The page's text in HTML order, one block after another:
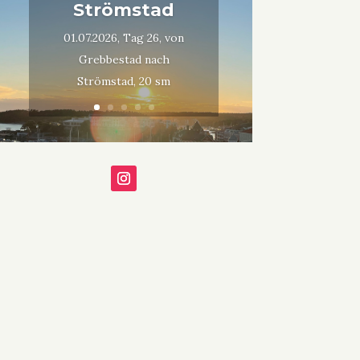
Strömstad
01.07.2026, Tag 26, von
Grebbestad nach
Strömstad, 20 sm